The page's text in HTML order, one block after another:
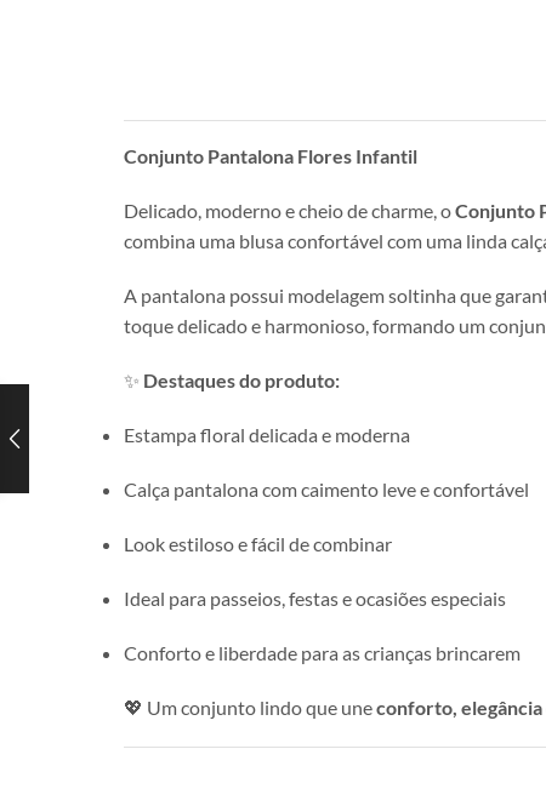
Conjunto Pantalona Flores Infantil
Delicado, moderno e cheio de charme, oConjunto
combina uma blusa confortável com uma linda
A pantalona possui modelagem soltinha que
toque delicado e harmonioso, formando um
✨ Destaques do produto:
Estampa floral delicada e moderna
Calça pantalona com caimento leve e confortável
Look estiloso e fácil de combinar
Ideal para passeios, festas e ocasiões especiais
Conforto e liberdade para as crianças brincarem
💖 Um conjunto lindo que uneconforto,